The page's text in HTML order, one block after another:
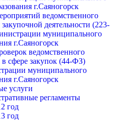
г.Саяногорск
ведомственного
закупочной деятельности (223-
муниципального
г.Саяногорск
ведомственного
в сфере закупок (44-ФЗ)
муниципального
г.Саяногорск
услуги
регламенты
год
год